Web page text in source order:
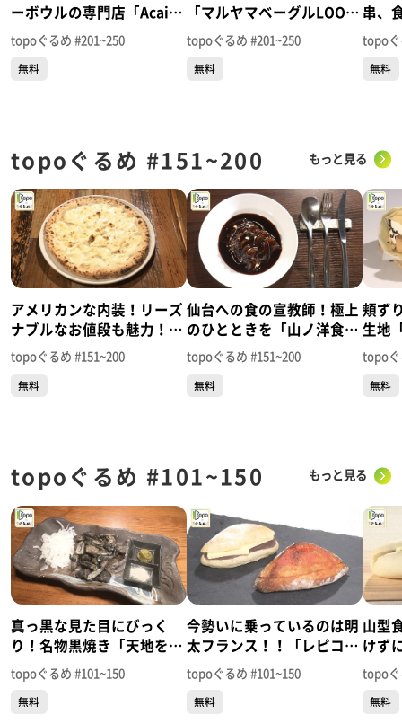
ーボウルの専門店「Acai
Princess仙台店」（青葉区
一番町）＃250【topoぐる
め】
topoぐるめ #201~250
無料
「マルヤマベーグルLOOP
仙台愛宕橋駅前店」（若林
区土樋）＃249【topoぐる
め】
topoぐるめ #201~250
無料
串、
「や
国分
め】
topoぐ
無料
topoぐるめ #151~200 もっと見る
アメリカンな内装！リーズ
ナブルなお値段も魅力！
「Pizza&cafe Bird」（若
林区新寺）＃200【topoぐ
るめ】
topoぐるめ #151~200
無料
仙台への食の宣教師！極上
のひとときを「山ノ洋食屋
ざびえる」（青葉区川内三
十人町）＃199【topoぐる
め】
topoぐるめ #151~200
無料
頬ず
生地
野）
topoぐ
無料
topoぐるめ #101~150 もっと見る
真っ黒な見た目にびっく
り！名物黒焼き「天地を喰
らふ 仙台浅草店」（青葉
区昭和町）＃150【topoぐ
るめ】
topoぐるめ #101~150
無料
今勢いに乗っているのは明
太フランス！！「レピコロ
レ」（太白区富沢西）＃
149【topoぐるめ】
topoぐるめ #101~150
無料
山型
けず
「は
区沖
め】
topoぐ
無料